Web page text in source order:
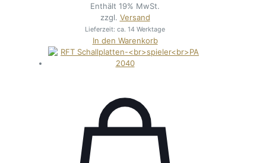
Enthält 19% MwSt.
zzgl. Versand
Lieferzeit: ca. 14 Werktage
In den Warenkorb